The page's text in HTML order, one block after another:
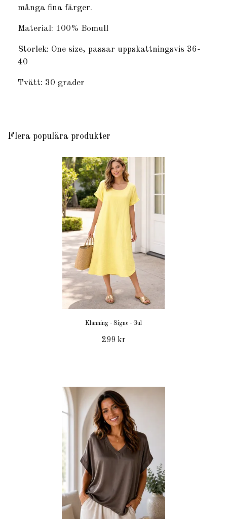
många fina färger.
Material: 100% Bomull
Storlek: One size, passar uppskattningsvis 36-
40
Tvätt: 30 grader
Flera populära produkter
Klänning - Signe - Gul
299 kr